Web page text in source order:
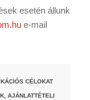
esetén állunk
e-mail
CÉLOKAT
AJÁNLATTÉTELI